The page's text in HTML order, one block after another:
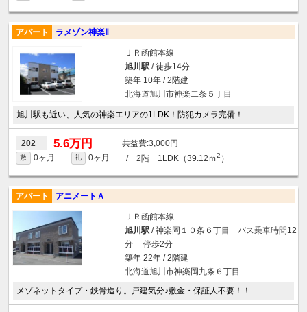
アパート ラメゾン神楽Ⅱ
ＪＲ函館本線
旭川駅/ 徒歩14分
築年 10年 / 2階建
北海道旭川市神楽二条５丁目
旭川駅も近い、人気の神楽エリアの1LDK！防犯カメラ完備！
202 5.6万円 3,000円
敷 0ヶ月 礼 0ヶ月 / 2階 1LDK（39.12ｍ2 ）
アパート アニメートＡ
ＪＲ函館本線
旭川駅/ 神楽岡１０条６丁目 バス乗車時間12
分 停歩2分
築年 22年 / 2階建
北海道旭川市神楽岡九条６丁目
メゾネットタイプ・鉄骨造り。戸建気分♪敷金・保証人不要！！